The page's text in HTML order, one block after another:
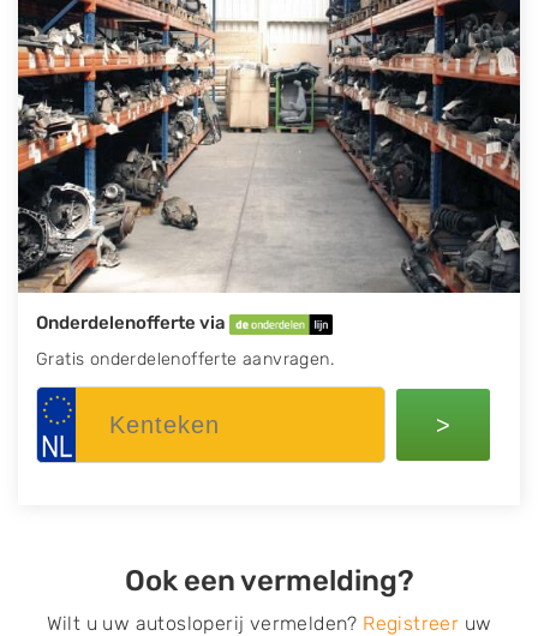
Onderdelenofferte via
Gratis onderdelenofferte aanvragen.
>
Ook een vermelding?
Wilt u uw autosloperij vermelden? Registreer uw